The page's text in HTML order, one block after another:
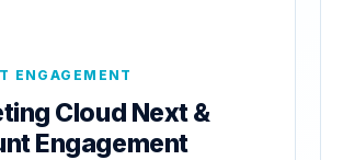
ENGAGEMENT
Cloud Next &
Engagement